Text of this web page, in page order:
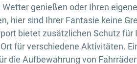
Wetter genießen oder Ihren
hier sind Ihrer Fantasie keine
bietet zusätzlichen Schutz für
für verschiedene Aktivitäten.
die Aufbewahrung von